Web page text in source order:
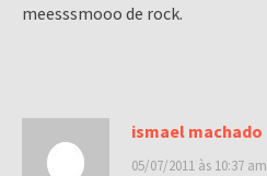
meesssmooo de rock.
ismael machado
05/07/2011 às 10:37 am